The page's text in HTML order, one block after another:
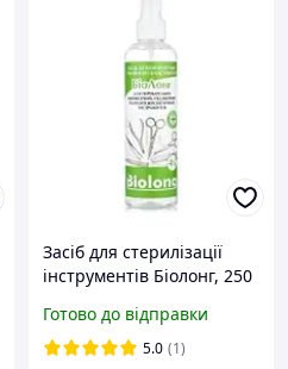
Засіб для стерилізації
інструментів Біолонг, 250
Готово до відправки
5.0 (1)